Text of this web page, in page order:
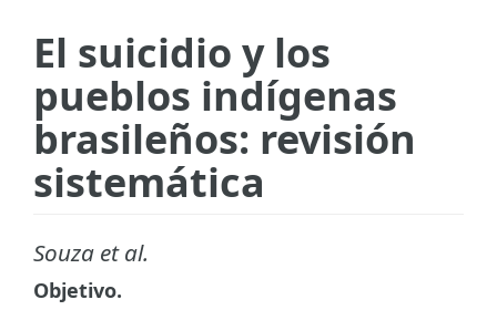
El suicidio y los
pueblos indígenas
brasileños: revisión
sistemática
Souza et al.
Objetivo.